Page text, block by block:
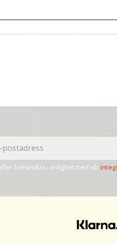
behandlas i enlighet med vår